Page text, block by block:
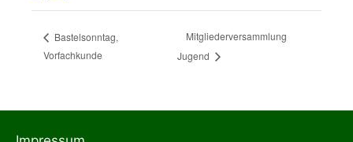
Bastelsonntag,
Vorfachkunde
Mitgliederversammlung
Jugend